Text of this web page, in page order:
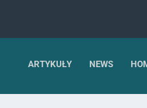
ARTYKUŁY NEWS